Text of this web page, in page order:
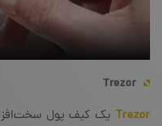
Trezor
Trezor یک کیف پول